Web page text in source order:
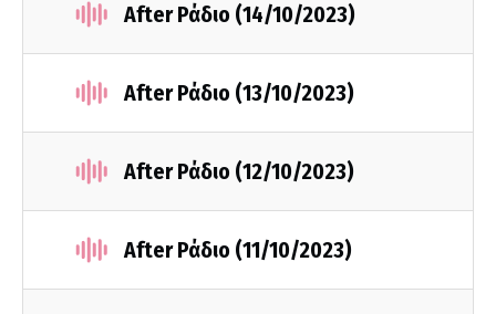
After Ράδιο (14/10/2023)
After Ράδιο (13/10/2023)
After Ράδιο (12/10/2023)
After Ράδιο (11/10/2023)